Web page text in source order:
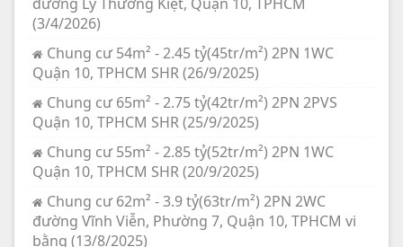
(3/4/2026)
Chung cư 54m² - 2.45 tỷ(45tr/m²) 2PN 1WC
Quận 10, TPHCM SHR (26/9/2025)
Chung cư 65m² - 2.75 tỷ(42tr/m²) 2PN 2PVS
Quận 10, TPHCM SHR (25/9/2025)
Chung cư 55m² - 2.85 tỷ(52tr/m²) 2PN 1WC
Quận 10, TPHCM SHR (20/9/2025)
Chung cư 62m² - 3.9 tỷ(63tr/m²) 2PN 2WC
đường Vĩnh Viễn, Phường 7, Quận 10, TPHCM vi
bằng (13/8/2025)